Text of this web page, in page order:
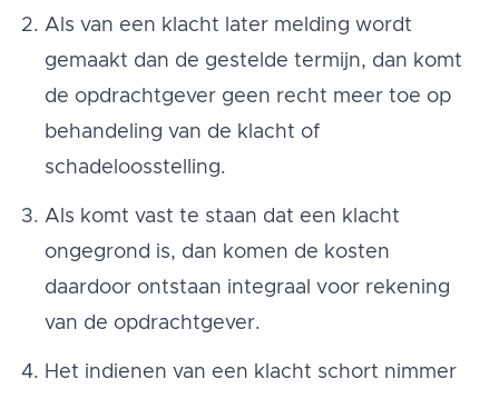
Als van een klacht later melding wordt
gemaakt dan de gestelde termijn, dan komt
de opdrachtgever geen recht meer toe op
behandeling van de klacht of
schadeloosstelling.
Als komt vast te staan dat een klacht
ongegrond is, dan komen de kosten
daardoor ontstaan integraal voor rekening
van de opdrachtgever.
Het indienen van een klacht schort nimmer